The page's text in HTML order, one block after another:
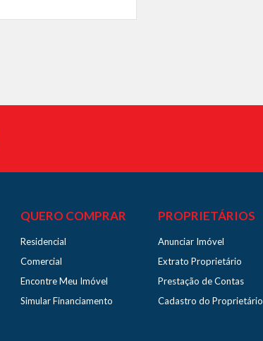
QUERO COMPRAR
Residencial
Comercial
Encontre Meu Imóvel
Simular Financiamento
PROPRIETÁRIOS
Anunciar Imóvel
Extrato Proprietário
Prestação de Contas
Cadastro do Proprietário